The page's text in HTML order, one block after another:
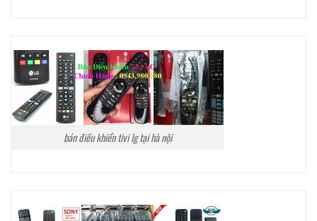
bán điều khiển tivi lg tại hà nội